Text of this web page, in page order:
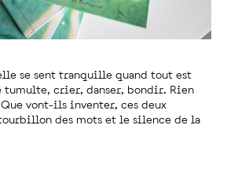
se sent tranquille quand tout est
crier, danser, bondir. Rien
vont-ils inventer, ces deux
des mots et le silence de la